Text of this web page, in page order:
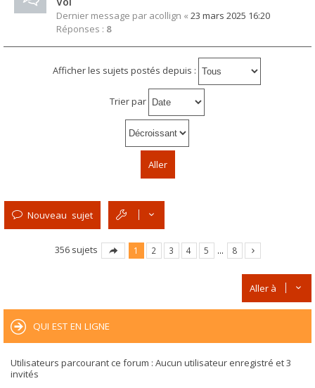
Dernier message par acollign « 23 mars 2025 16:20
Réponses : 8
Afficher les sujets postés depuis :
Trier par
Nouveau sujet
356 sujets 1 2 3 4 5 … 8
Aller à
QUI EST EN LIGNE
Utilisateurs parcourant ce forum : Aucun utilisateur enregistré et 3
invités